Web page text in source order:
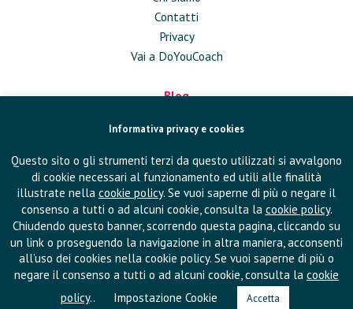
Contatti
Privacy
Vai a DoYouCoach
Blog
Approfondimenti
In Azienda
Eventi
Pubblicazioni
Seguici su
Informativa privacy e cookies
Questo sito o gli strumenti terzi da questo utilizzati si avvalgono
di cookie necessari al funzionamento ed utili alle finalità
illustrate nella cookie policy. Se vuoi saperne di più o negare il
consenso a tutti o ad alcuni cookie, consulta la cookie policy.
Chiudendo questo banner, scorrendo questa pagina, cliccando su
un link o proseguendo la navigazione in altra maniera, acconsenti
all’uso dei cookies nella cookie policy. Se vuoi saperne di più o
negare il consenso a tutti o ad alcuni cookie, consulta la cookie
policy.. Impostazione Cookie Accetta